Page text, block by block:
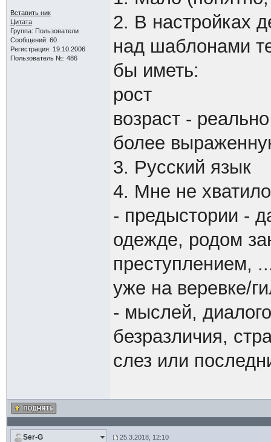
Вставить ник
Цитата
Группа: Пользователи
Сообщений: 60
Регистрация: 19.10.2006
Пользователь №: 486
2. В настройках
над шаблонами
бы иметь:
рост
возраст -
более
3. Русский язык
4. Мне не
- предыстории -
одежде, родом
преступлением,
уже на веревке/
- мыслей,
безразличия,
слез или
Ser-G 25.3.2018, 12:10